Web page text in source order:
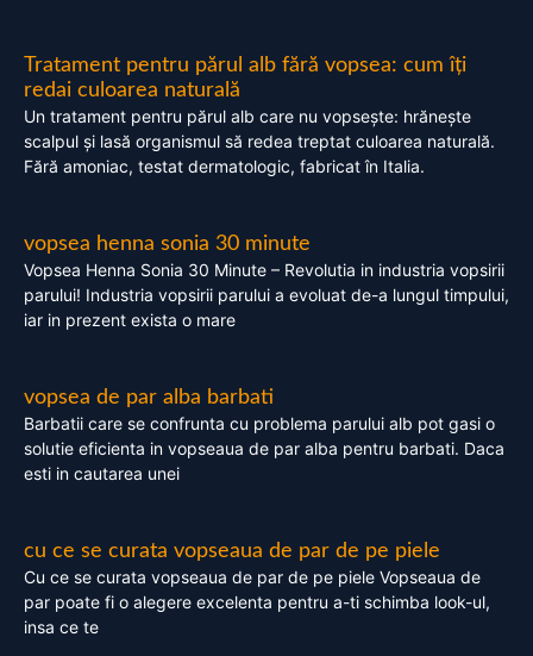
Tratament pentru părul alb fără vopsea: cum îți
redai culoarea naturală
Un tratament pentru părul alb care nu vopsește: hrănește
scalpul și lasă organismul să redea treptat culoarea naturală.
Fără amoniac, testat dermatologic, fabricat în Italia.
vopsea henna sonia 30 minute
Vopsea Henna Sonia 30 Minute – Revolutia in industria vopsirii
parului! Industria vopsirii parului a evoluat de-a lungul timpului,
iar in prezent exista o mare
vopsea de par alba barbati
Barbatii care se confrunta cu problema parului alb pot gasi o
solutie eficienta in vopseaua de par alba pentru barbati. Daca
esti in cautarea unei
cu ce se curata vopseaua de par de pe piele
Cu ce se curata vopseaua de par de pe piele Vopseaua de
par poate fi o alegere excelenta pentru a-ti schimba look-ul,
insa ce te